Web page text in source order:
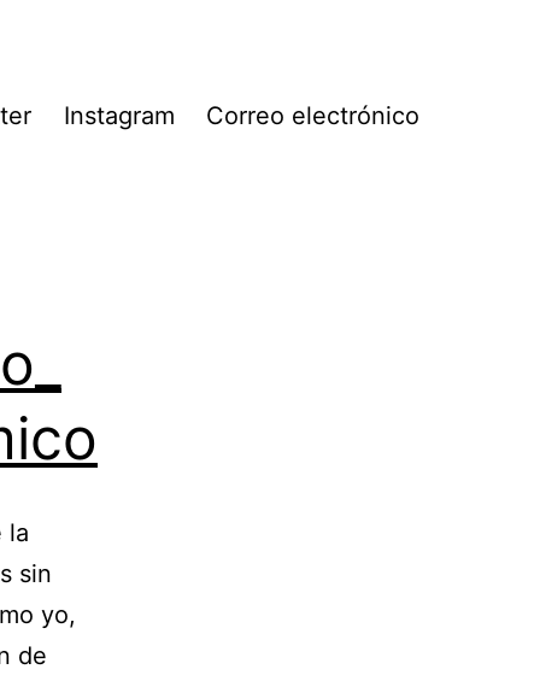
Instagram Correo electrónico
la
sin
yo,
de